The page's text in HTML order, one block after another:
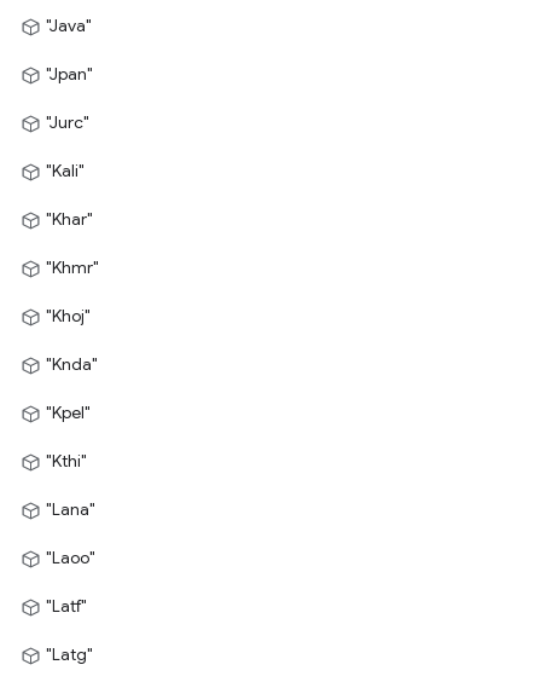
"Java"
"Jpan"
"Jurc"
"Kali"
"Khar"
"Khmr"
"Khoj"
"Knda"
"Kpel"
"Kthi"
"Lana"
"Laoo"
"Latf"
"Latg"